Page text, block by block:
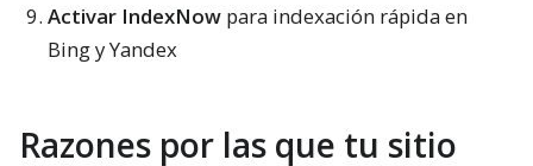
Activar IndexNow para indexación rápida en
Bing y Yandex
Razones por las que tu sitio